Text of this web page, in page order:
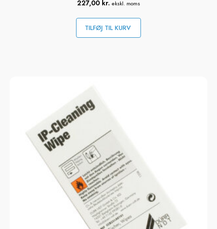
227,00 kr. ekskl. moms
TILFØJ TIL KURV